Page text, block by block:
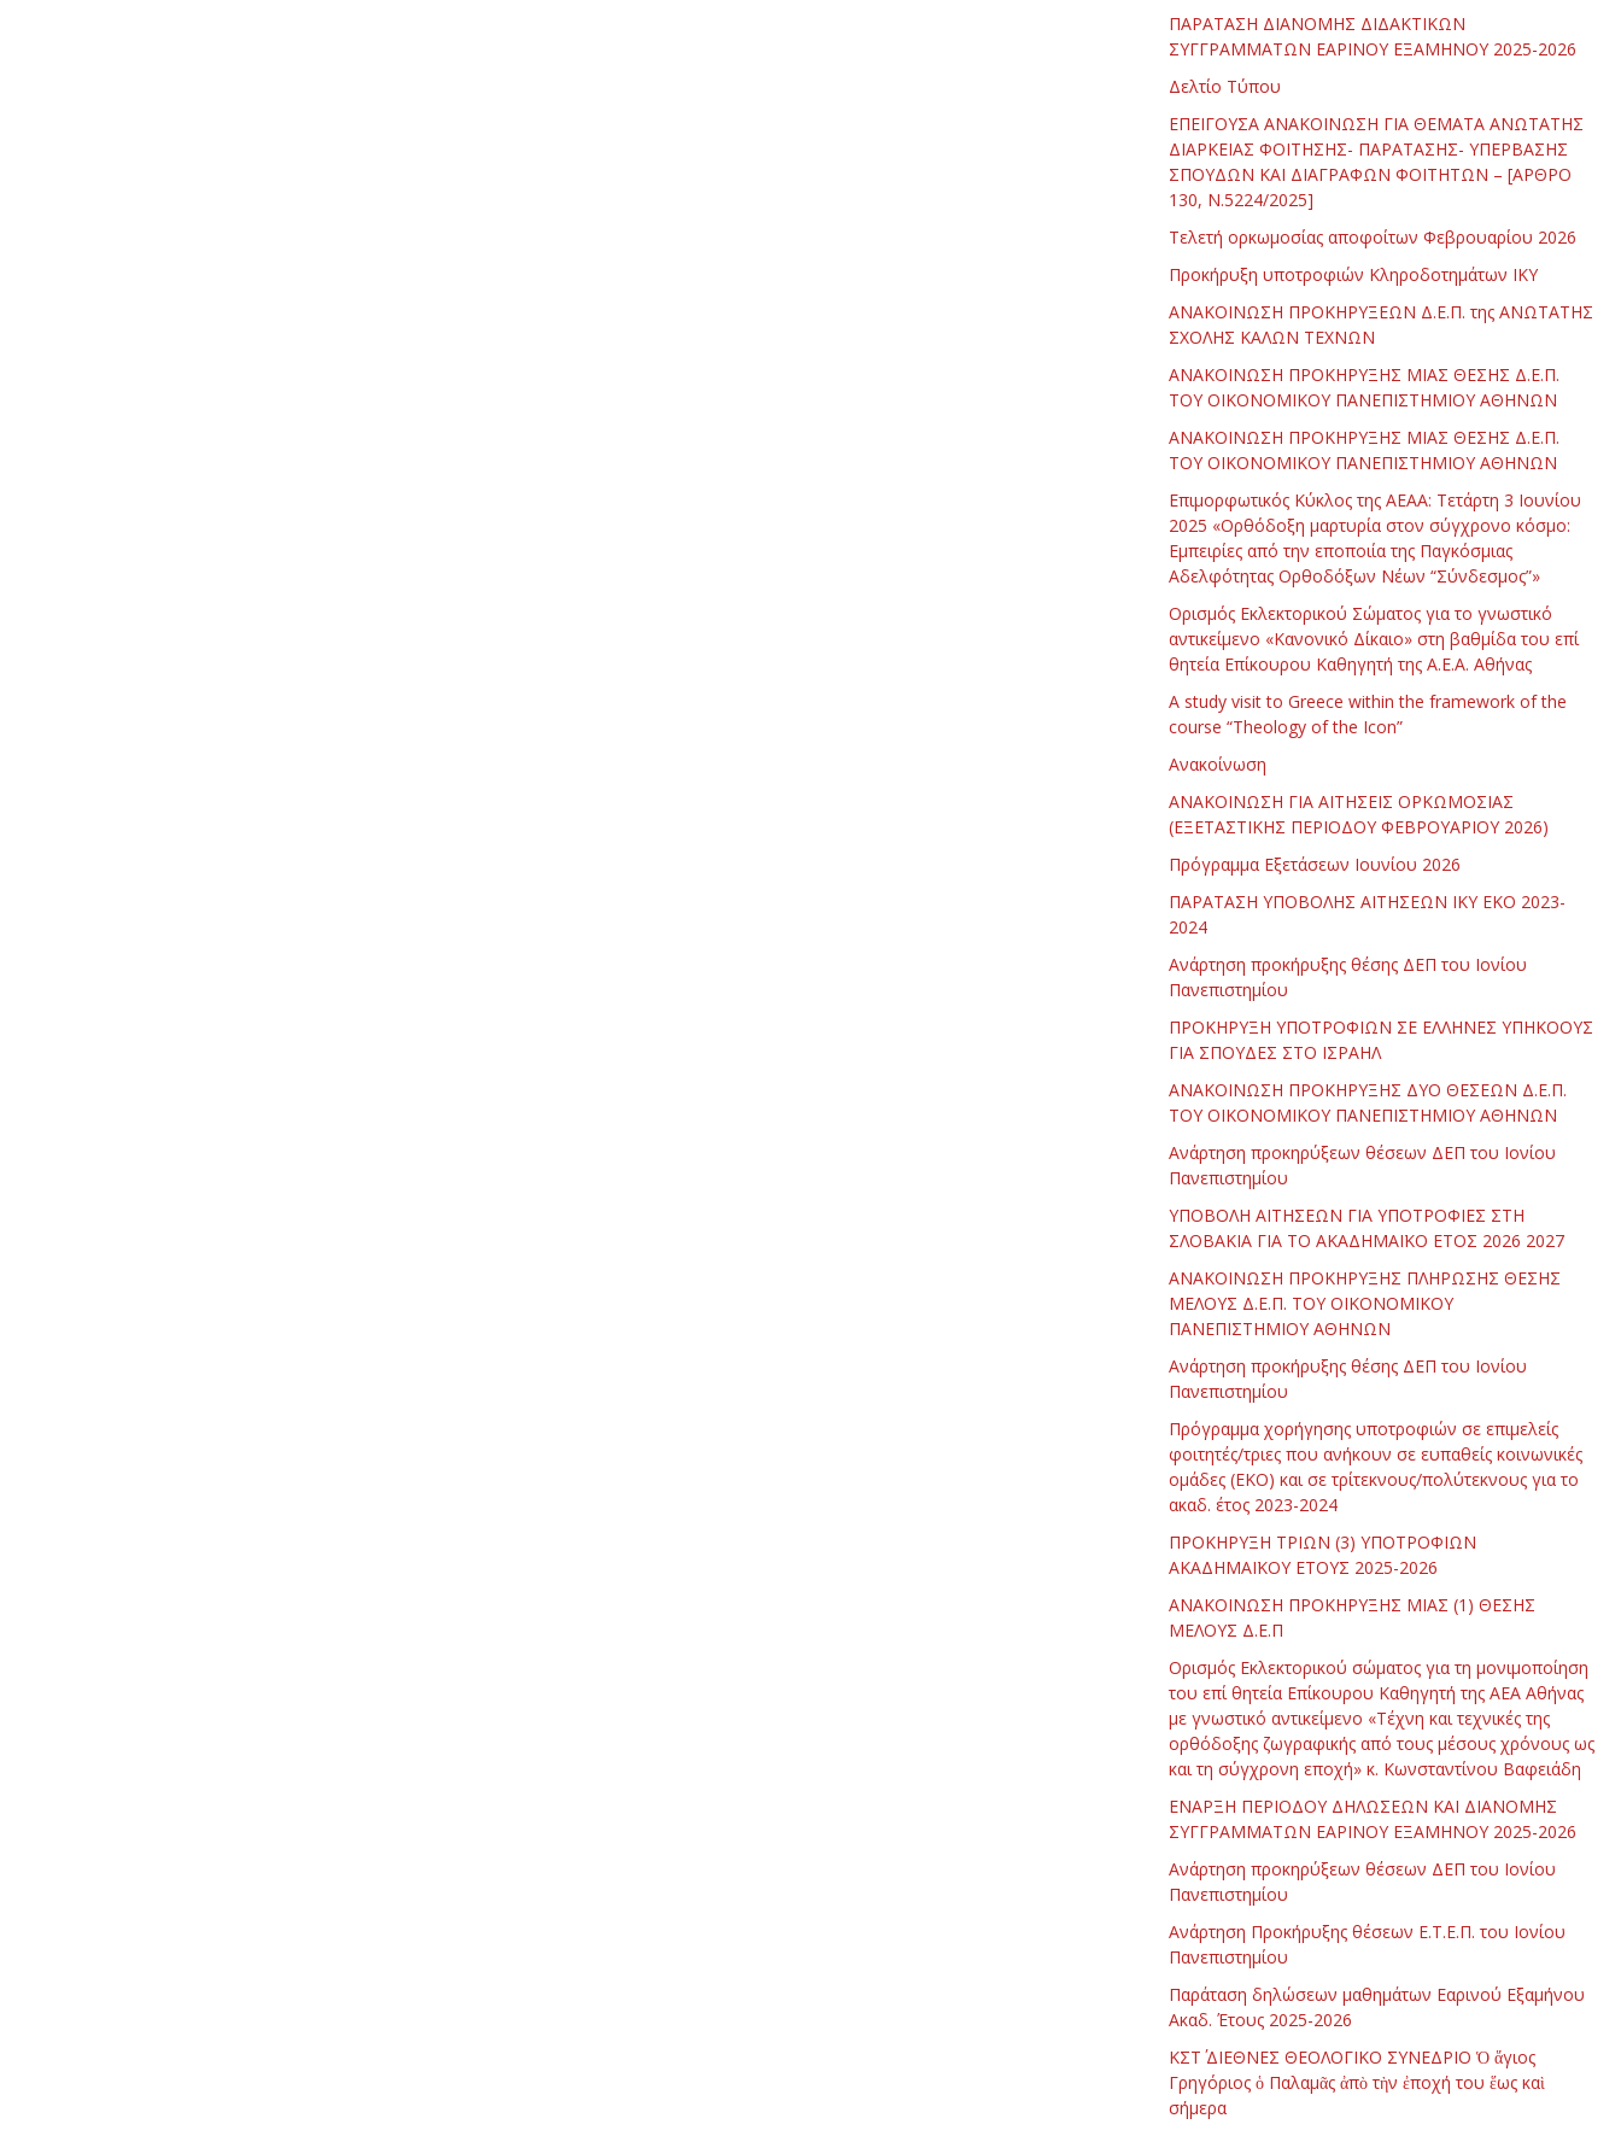
ΠΑΡΑΤΑΣΗ ΔΙΑΝΟΜΗΣ ΔΙΔΑΚΤΙΚΩΝ
ΣΥΓΓΡΑΜΜΑΤΩΝ ΕΑΡΙΝΟΥ ΕΞΑΜΗΝΟΥ 2025-2026
Δελτίο Τύπου
ΕΠΕΙΓΟΥΣΑ ΑΝΑΚΟΙΝΩΣΗ ΓΙΑ ΘΕΜΑΤΑ ΑΝΩΤΑΤΗΣ
ΔΙΑΡΚΕΙΑΣ ΦΟΙΤΗΣΗΣ- ΠΑΡΑΤΑΣΗΣ- ΥΠΕΡΒΑΣΗΣ
ΣΠΟΥΔΩΝ ΚΑΙ ΔΙΑΓΡΑΦΩΝ ΦΟΙΤΗΤΩΝ – [ΑΡΘΡΟ
130, Ν.5224/2025]
Τελετή ορκωμοσίας αποφοίτων Φεβρουαρίου 2026
Προκήρυξη υποτροφιών Κληροδοτημάτων ΙΚΥ
ΑΝΑΚΟΙΝΩΣΗ ΠΡΟΚΗΡΥΞΕΩΝ Δ.Ε.Π. της ΑΝΩΤΑΤΗΣ
ΣΧΟΛΗΣ ΚΑΛΩΝ ΤΕΧΝΩΝ
ΑΝΑΚΟΙΝΩΣΗ ΠΡΟΚΗΡΥΞΗΣ ΜΙΑΣ ΘΕΣΗΣ Δ.Ε.Π.
ΤΟΥ ΟΙΚΟΝΟΜΙΚΟΥ ΠΑΝΕΠΙΣΤΗΜΙΟΥ ΑΘΗΝΩΝ
ΑΝΑΚΟΙΝΩΣΗ ΠΡΟΚΗΡΥΞΗΣ ΜΙΑΣ ΘΕΣΗΣ Δ.Ε.Π.
ΤΟΥ ΟΙΚΟΝΟΜΙΚΟΥ ΠΑΝΕΠΙΣΤΗΜΙΟΥ ΑΘΗΝΩΝ
Επιμορφωτικός Κύκλος της ΑΕΑΑ: Τετάρτη 3 Ιουνίου
2025 «Ορθόδοξη μαρτυρία στον σύγχρονο κόσμο:
Εμπειρίες από την εποποιία της Παγκόσμιας
Αδελφότητας Ορθοδόξων Νέων “Σύνδεσμος”»
Ορισμός Εκλεκτορικού Σώματος για το γνωστικό
αντικείμενο «Κανονικό Δίκαιο» στη βαθμίδα του επί
θητεία Επίκουρου Καθηγητή της Α.Ε.Α. Αθήνας
Α study visit to Greece within the framework of the
course “Theology of the Icon”
Ανακοίνωση
ΑΝΑΚΟΙΝΩΣΗ ΓΙΑ ΑΙΤΗΣΕΙΣ ΟΡΚΩΜΟΣΙΑΣ
(ΕΞΕΤΑΣΤΙΚΗΣ ΠΕΡΙΟΔΟΥ ΦΕΒΡΟΥΑΡΙΟΥ 2026)
Πρόγραμμα Εξετάσεων Ιουνίου 2026
ΠΑΡΑΤΑΣΗ ΥΠΟΒΟΛΗΣ ΑΙΤΗΣΕΩΝ ΙΚΥ ΕΚΟ 2023-
2024
Ανάρτηση προκήρυξης θέσης ΔΕΠ του Ιονίου
Πανεπιστημίου
ΠΡΟΚΗΡΥΞΗ ΥΠΟΤΡΟΦΙΩΝ ΣΕ ΕΛΛΗΝΕΣ ΥΠΗΚΟΟΥΣ
ΓΙΑ ΣΠΟΥΔΕΣ ΣΤΟ ΙΣΡΑΗΛ
ΑΝΑΚΟΙΝΩΣΗ ΠΡΟΚΗΡΥΞΗΣ ΔΥΟ ΘΕΣΕΩΝ Δ.Ε.Π.
ΤΟΥ ΟΙΚΟΝΟΜΙΚΟΥ ΠΑΝΕΠΙΣΤΗΜΙΟΥ ΑΘΗΝΩΝ
Ανάρτηση προκηρύξεων θέσεων ΔΕΠ του Ιονίου
Πανεπιστημίου
ΥΠΟΒΟΛΗ ΑΙΤΗΣΕΩΝ ΓΙΑ ΥΠΟΤΡΟΦΙΕΣ ΣΤΗ
ΣΛΟΒΑΚΙΑ ΓΙΑ ΤΟ ΑΚΑΔΗΜΑΪΚΟ ΕΤΟΣ 2026 2027
ΑΝΑΚΟΙΝΩΣΗ ΠΡΟΚΗΡΥΞΗΣ ΠΛΗΡΩΣΗΣ ΘΕΣΗΣ
ΜΕΛΟΥΣ Δ.Ε.Π. ΤΟΥ ΟΙΚΟΝΟΜΙΚΟΥ
ΠΑΝΕΠΙΣΤΗΜΙΟΥ ΑΘΗΝΩΝ
Ανάρτηση προκήρυξης θέσης ΔΕΠ του Ιονίου
Πανεπιστημίου
Πρόγραμμα χορήγησης υποτροφιών σε επιμελείς
φοιτητές/τριες που ανήκουν σε ευπαθείς κοινωνικές
ομάδες (ΕΚΟ) και σε τρίτεκνους/πολύτεκνους για το
ακαδ. έτος 2023-2024
ΠΡΟΚΗΡΥΞΗ ΤΡΙΩΝ (3) ΥΠΟΤΡΟΦΙΩΝ
ΑΚΑΔΗΜΑΪΚΟΥ ΕΤΟΥΣ 2025-2026
ΑΝΑΚΟΙΝΩΣΗ ΠΡΟΚΗΡΥΞΗΣ ΜΙΑΣ (1) ΘΕΣΗΣ
ΜΕΛΟΥΣ Δ.Ε.Π
Ορισμός Εκλεκτορικού σώματος για τη μονιμοποίηση
του επί θητεία Επίκουρου Καθηγητή της ΑΕΑ Αθήνας
με γνωστικό αντικείμενο «Τέχνη και τεχνικές της
ορθόδοξης ζωγραφικής από τους μέσους χρόνους ως
και τη σύγχρονη εποχή» κ. Κωνσταντίνου Βαφειάδη
ΕΝΑΡΞΗ ΠΕΡΙΟΔΟΥ ΔΗΛΩΣΕΩΝ ΚΑΙ ΔΙΑΝΟΜΗΣ
ΣΥΓΓΡΑΜΜΑΤΩΝ ΕΑΡΙΝΟΥ ΕΞΑΜΗΝΟΥ 2025-2026
Ανάρτηση προκηρύξεων θέσεων ΔΕΠ του Ιονίου
Πανεπιστημίου
Ανάρτηση Προκήρυξης θέσεων Ε.Τ.Ε.Π. του Ιονίου
Πανεπιστημίου
Παράταση δηλώσεων μαθημάτων Εαρινού Εξαμήνου
Ακαδ. Έτους 2025-2026
ΚΣΤ΄ ΔΙΕΘΝΕΣ ΘΕΟΛΟΓΙΚΟ ΣΥΝΕΔΡΙΟ Ὁ ἅγιος
Γρηγόριος ὁ Παλαμᾶς ἀπὸ τὴν ἐποχή του ἕως καὶ
σήμερα